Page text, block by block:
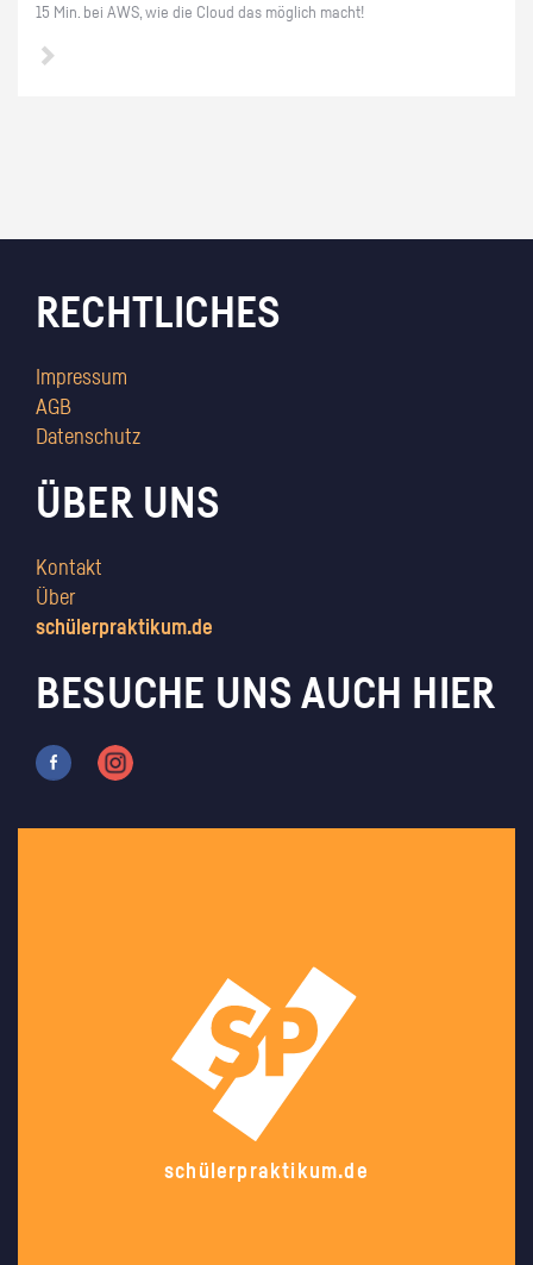
15 Min. bei AWS, wie die Cloud das mög­lich macht!
RECHTLICHES
Impressum
AGB
Datenschutz
ÜBER UNS
Kontakt
Über
schülerpraktikum.de
BESUCHE UNS AUCH HIER
schülerpraktikum.de